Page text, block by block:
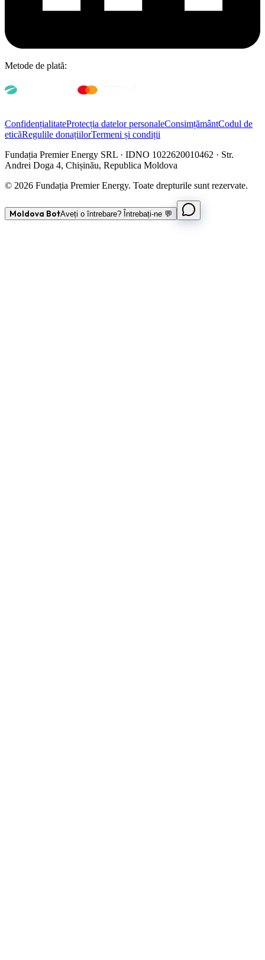
Metode de plată:
ConfidențialitateProtecția datelor personaleConsimțământCodul de
eticăRegulile donațiilorTermeni și condiții
Fundația Premier Energy SRL · IDNO 1022620010462 · Str.
Andrei Doga 4, Chișinău, Republica Moldova
© 2026 Fundația Premier Energy. Toate drepturile sunt rezervate.
Moldova BotAveți o întrebare? Întrebați-ne 💬